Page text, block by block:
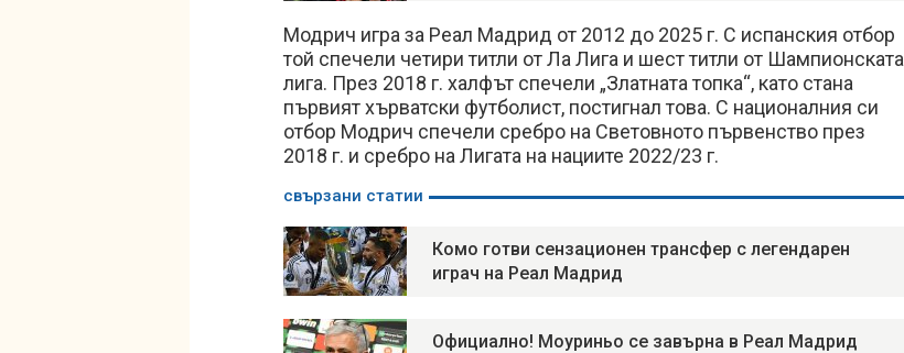
Модрич игра за Реал Мадрид от 2012 до 2025 г. С испанския отбор
той спечели четири титли от Ла Лига и шест титли от Шампионската
лига. През 2018 г. халфът спечели „Златната топка“, като стана
първият хърватски футболист, постигнал това. С националния си
отбор Модрич спечели сребро на Световното първенство през
2018 г. и сребро на Лигата на нациите 2022/23 г.
свързани статии
Комо готви сензационен трансфер с легендарен
играч на Реал Мадрид
Официално! Моуриньо се завърна в Реал Мадрид